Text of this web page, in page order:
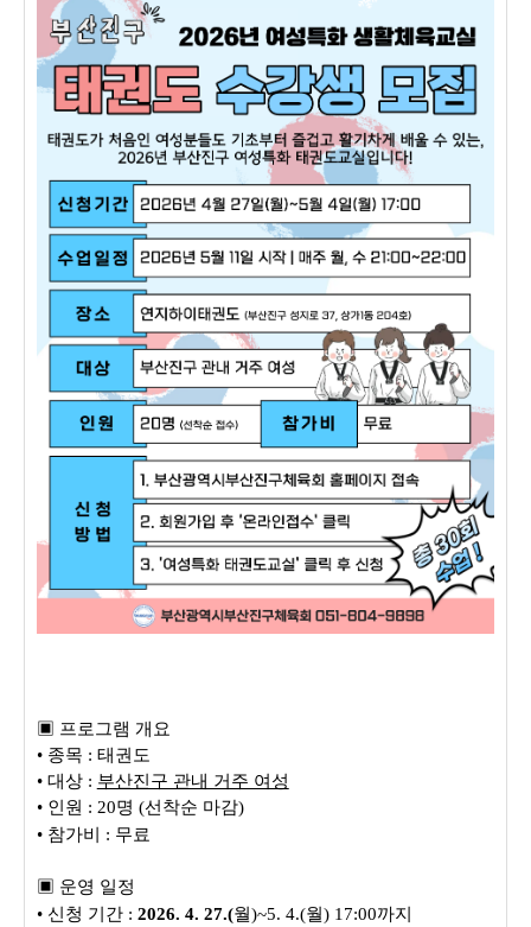
▣ 프로그램 개요
• 종목 : 태권도
• 대상 : 부산진구 관내 거주 여성
• 인원 : 20명 (선착순 마감)
• 참가비 : 무료
▣ 운영 일정
• 신청 기간 : 2026. 4. 27.(월)~5. 4.(월) 17:00까지